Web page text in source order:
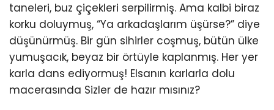
taneleri, buz çiçekleri serpilirmiş. Ama kalbi biraz
korku doluymuş, “Ya arkadaşlarım üşürse?” diye
düşünürmüş. Bir gün sihirler coşmuş, bütün ülke
yumuşacık, beyaz bir örtüyle kaplanmış. Her yer
karla dans ediyormuş! Elsanın karlarla dolu
macerasında Sizler de hazır mısınız?